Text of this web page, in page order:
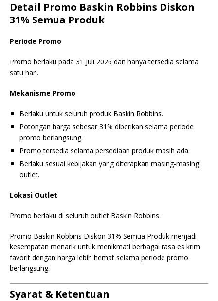
Detail Promo Baskin Robbins Diskon
31% Semua Produk
Periode Promo
Promo berlaku pada 31 Juli 2026 dan hanya tersedia selama
satu hari.
Mekanisme Promo
Berlaku untuk seluruh produk Baskin Robbins.
Potongan harga sebesar 31% diberikan selama periode
promo berlangsung.
Promo tersedia selama persediaan produk masih ada.
Berlaku sesuai kebijakan yang diterapkan masing-masing
outlet.
Lokasi Outlet
Promo berlaku di seluruh outlet Baskin Robbins.
Promo Baskin Robbins Diskon 31% Semua Produk menjadi
kesempatan menarik untuk menikmati berbagai rasa es krim
favorit dengan harga lebih hemat selama periode promo
berlangsung.
Syarat & Ketentuan